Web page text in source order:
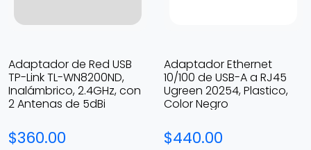
Adaptador de Red USB
TP-Link TL-WN8200ND,
Inalámbrico, 2.4GHz, con
2 Antenas de 5dBi
$360.00
Adaptador Ethernet
10/100 de USB-A a RJ45
Ugreen 20254, Plastico,
Color Negro
$440.00